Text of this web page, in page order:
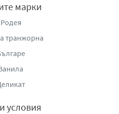
марки
Родея
транжорна
условия